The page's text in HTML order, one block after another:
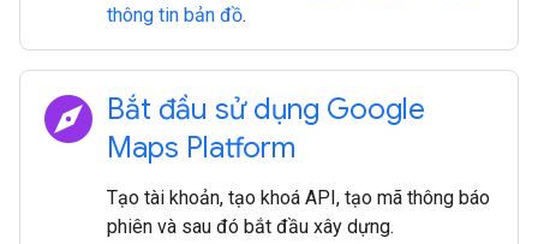
thông tin bản đồ.
explore Bắt đầu sử dụng Google
Maps Platform
Tạo tài khoản, tạo khoá API, tạo mã thông báo
phiên và sau đó bắt đầu xây dựng.